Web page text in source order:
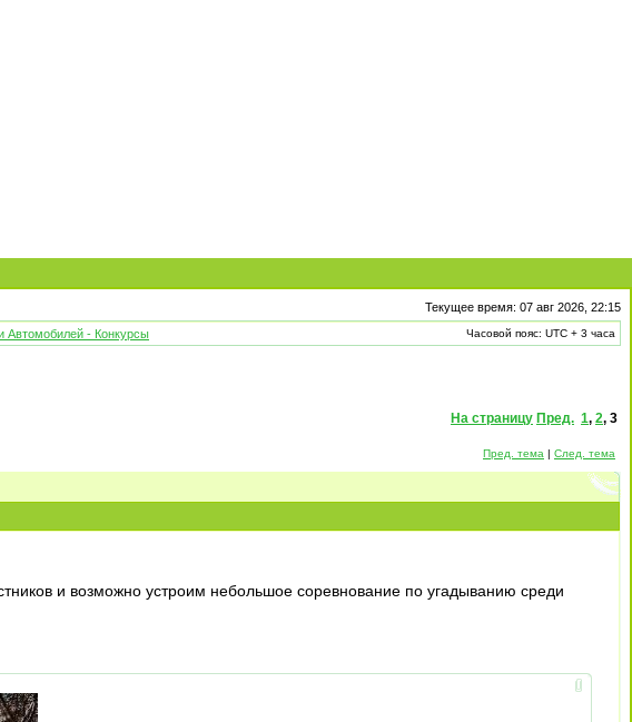
Текущее время: 07 авг 2026, 22:15
Автомобилей - Конкурсы Часовой пояс: UTC + 3 часа
На страницу Пред. 1, 2, 3
Пред. тема | След. тема
и возможно устроим небольшое соревнование по угадыванию среди